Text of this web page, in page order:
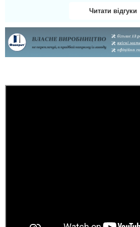
Читати відгуки